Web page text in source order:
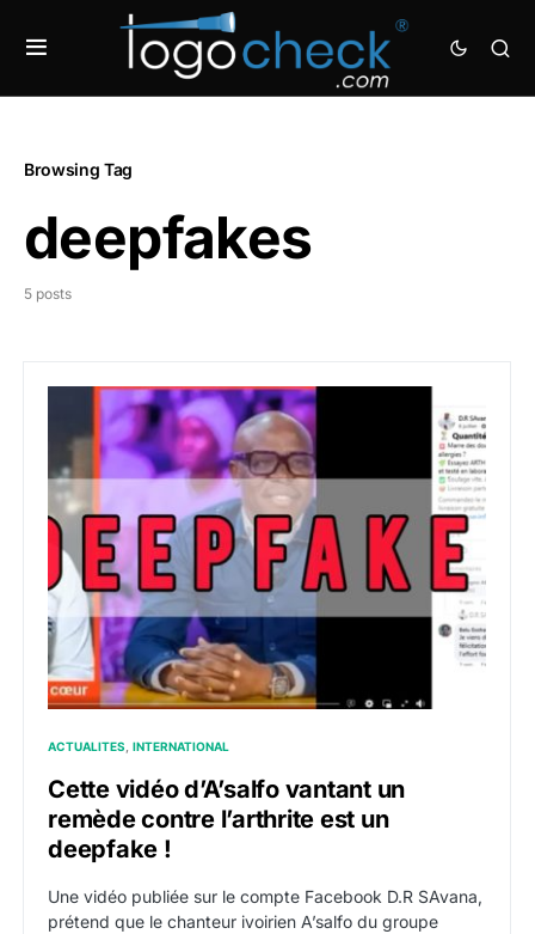
Browsing Tag
deepfakes
5 posts
ACTUALITES INTERNATIONAL
Cette vidéo d’A’salfo vantant un
remède contre l’arthrite est un
deepfake !
Une vidéo publiée sur le compte Facebook D.R SAvana,
prétend que le chanteur ivoirien A’salfo du groupe